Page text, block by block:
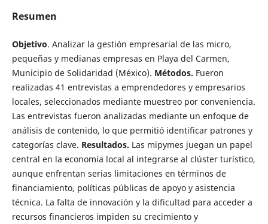
Resumen
Objetivo. Analizar la gestión empresarial de las micro,
pequeñas y medianas empresas en Playa del Carmen,
Municipio de Solidaridad (México). Métodos. Fueron
realizadas 41 entrevistas a emprendedores y empresarios
locales, seleccionados mediante muestreo por conveniencia.
Las entrevistas fueron analizadas mediante un enfoque de
análisis de contenido, lo que permitió identificar patrones y
categorías clave. Resultados. Las mipymes juegan un papel
central en la economía local al integrarse al clúster turístico,
aunque enfrentan serias limitaciones en términos de
financiamiento, políticas públicas de apoyo y asistencia
técnica. La falta de innovación y la dificultad para acceder a
recursos financieros impiden su crecimiento y